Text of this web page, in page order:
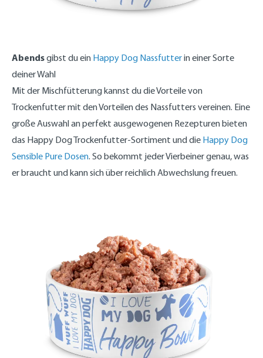
Abendsgibst du ein Happy Dog Nassfutterin einer Sorte
deiner Wahl
Mit der Mischfütterung kannst du die Vorteile von
Trockenfutter mit den Vorteilen des Nassfutters vereinen. Eine
große Auswahl an perfekt ausgewogenen Rezepturen bieten
das Happy Dog Trockenfutter-Sortiment und die Happy Dog
Sensible Pure Dosen. So bekommt jeder Vierbeiner genau, was
er braucht und kann sich über reichlich Abwechslung freuen.